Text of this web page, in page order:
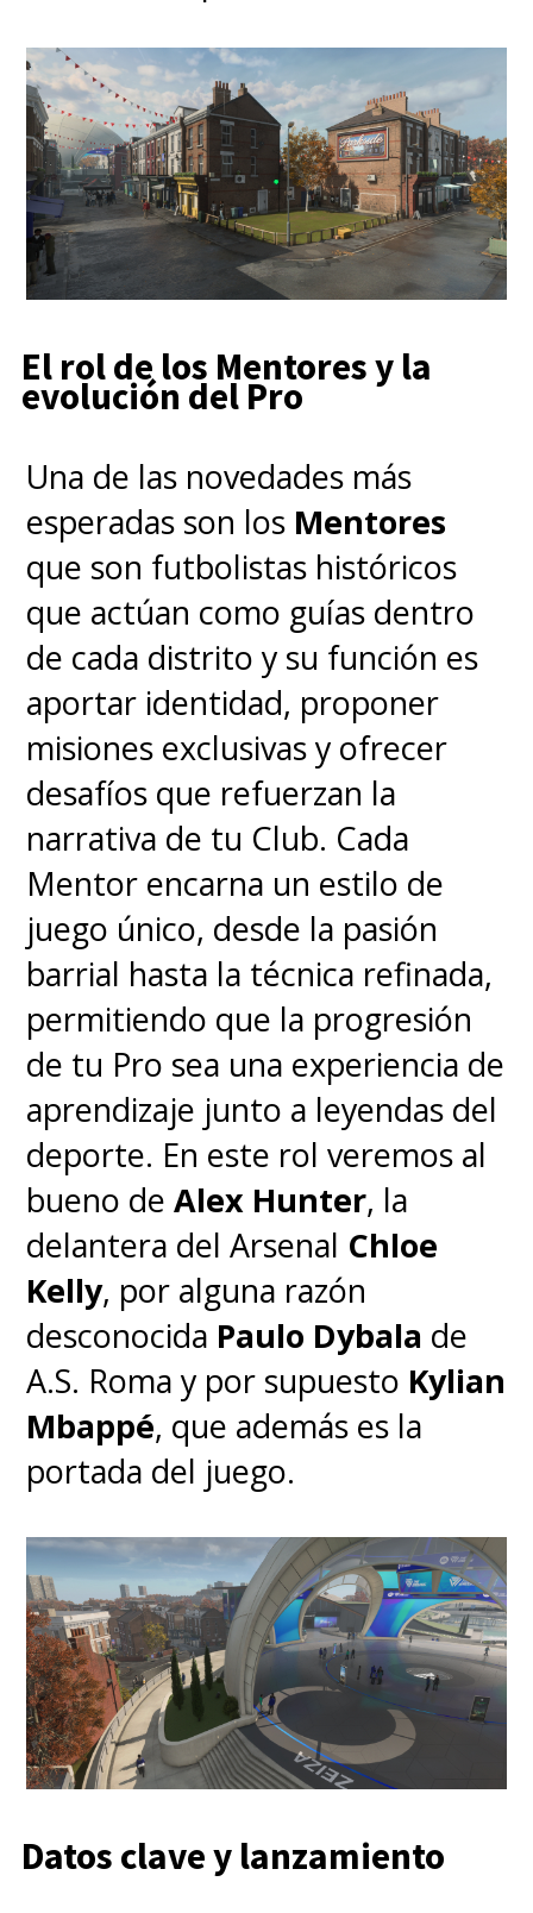
El rol de los Mentores y la
evolución del Pro
Una de las novedades más
esperadas son los Mentores
que son futbolistas históricos
que actúan como guías dentro
de cada distrito y su función es
aportar identidad, proponer
misiones exclusivas y ofrecer
desafíos que refuerzan la
narrativa de tu Club. Cada
Mentor encarna un estilo de
juego único, desde la pasión
barrial hasta la técnica refinada,
permitiendo que la progresión
de tu Pro sea una experiencia de
aprendizaje junto a leyendas del
deporte. En este rol veremos al
bueno deAlex Hunter, la
delantera del Arsenal Chloe
Kelly, por alguna razón
desconocida Paulo Dybala de
A.S. Roma y por supuesto Kylian
Mbappé, que además es la
portada del juego.
Datos clave y lanzamiento